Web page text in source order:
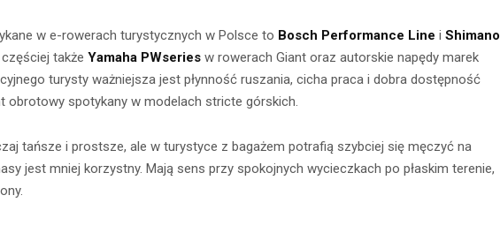
w e-rowerach turystycznych w Polsce to Bosch Performance Line i Shimano
także Yamaha PWseries w rowerach Giant oraz autorskie napędy marek
turysty ważniejsza jest płynność ruszania, cicha praca i dobra dostępność
obrotowy spotykany w modelach stricte górskich.
tańsze i prostsze, ale w turystyce z bagażem potrafią szybciej się męczyć na
jest mniej korzystny. Mają sens przy spokojnych wycieczkach po płaskim terenie,